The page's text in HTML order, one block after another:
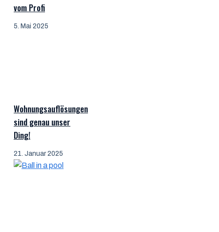
vom Profi
5. Mai 2025
Wohnungsauflösungen
sind genau unser
Ding!
21. Januar 2025